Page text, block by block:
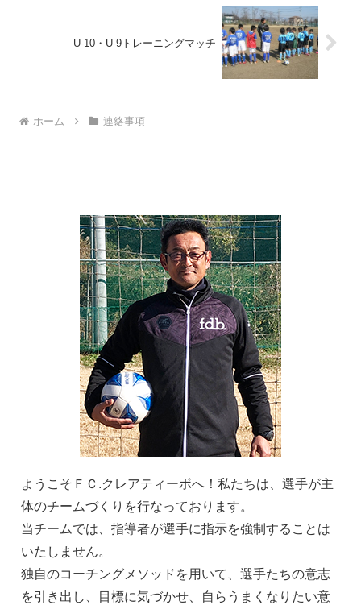
U-10・U-9トレーニングマッチ
ホーム 連絡事項
ようこそＦＣ.クレアティーボへ！私たちは、選手が主
体のチームづくりを行なっております。
当チームでは、指導者が選手に指示を強制することは
いたしません。
独自のコーチングメソッドを用いて、選手たちの意志
を引き出し、目標に気づかせ、自らうまくなりたい意